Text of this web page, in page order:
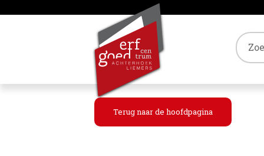
Terug naar de hoofdpagina